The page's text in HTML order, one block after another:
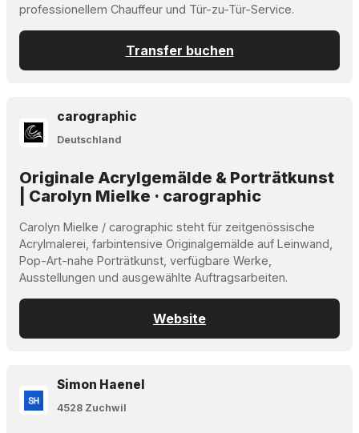
professionellem Chauffeur und Tür-zu-Tür-Service.
Transfer buchen
carographic
Deutschland
Originale Acrylgemälde & Porträtkunst
| Carolyn Mielke · carographic
Carolyn Mielke / carographic steht für zeitgenössische
Acrylmalerei, farbintensive Originalgemälde auf Leinwand,
Pop-Art-nahe Porträtkunst, verfügbare Werke,
Ausstellungen und ausgewählte Auftragsarbeiten.
Website
Simon Haenel
4528 Zuchwil